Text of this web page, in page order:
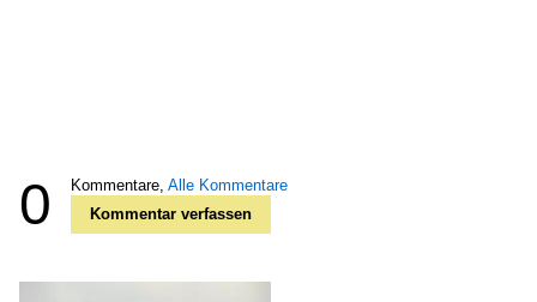
0 Kommentare, Alle Kommentare
Kommentar verfassen